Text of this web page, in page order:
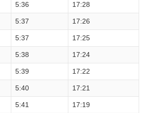
5:36 17:28
5:37 17:26
5:37 17:25
5:38 17:24
5:39 17:22
5:40 17:21
5:41 17:19